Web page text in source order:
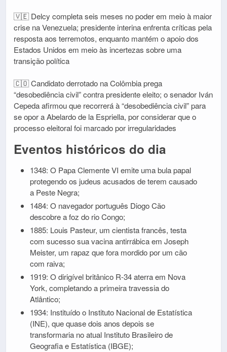
🇻🇪 Delcy completa seis meses no poder em meio à maior
crise na Venezuela; presidente interina enfrenta críticas pela
resposta aos terremotos, enquanto mantém o apoio dos
Estados Unidos em meio às incertezas sobre uma
transição política
🇨🇴 Candidato derrotado na Colômbia prega
“desobediência civil” contra presidente eleito; o senador Iván
Cepeda afirmou que recorrerá à “desobediência civil” para
se opor a Abelardo de la Espriella, por considerar que o
processo eleitoral foi marcado por irregularidades
Eventos históricos do dia
1348: O Papa Clemente VI emite uma bula papal
protegendo os judeus acusados de terem causado
a Peste Negra;
1484: O navegador português Diogo Cão
descobre a foz do rio Congo;
1885: Louis Pasteur, um cientista francês, testa
com sucesso sua vacina antirrábica em Joseph
Meister, um rapaz que fora mordido por um cão
com raiva;
1919: O dirigível britânico R-34 aterra em Nova
York, completando a primeira travessia do
Atlântico;
1934: Instituído o Instituto Nacional de Estatística
(INE), que quase dois anos depois se
transformaria no atual Instituto Brasileiro de
Geografia e Estatística (IBGE);